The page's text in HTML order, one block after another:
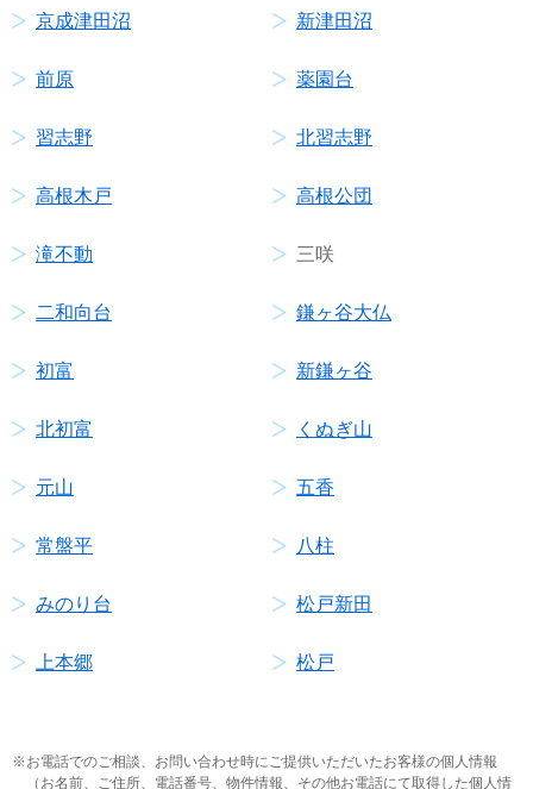
京成津田沼 新津田沼
前原 薬園台
習志野 北習志野
高根木戸 高根公団
滝不動 三咲
二和向台 鎌ヶ谷大仏
初富 新鎌ヶ谷
北初富 くぬぎ山
元山 五香
常盤平 八柱
みのり台 松戸新田
上本郷 松戸
お電話でのご相談、お問い合わせ時にご提供いただいたお客様の個人情報
（お名前、ご住所、電話番号、物件情報、その他お電話にて取得した個人情